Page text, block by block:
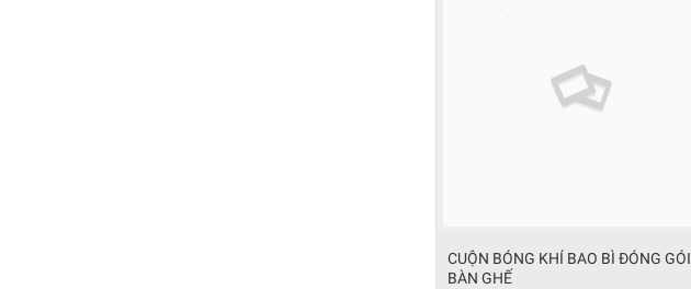
CUỘN BÓNG KHÍ BAO BÌ ĐÓNG GÓI
BÀN GHẾ